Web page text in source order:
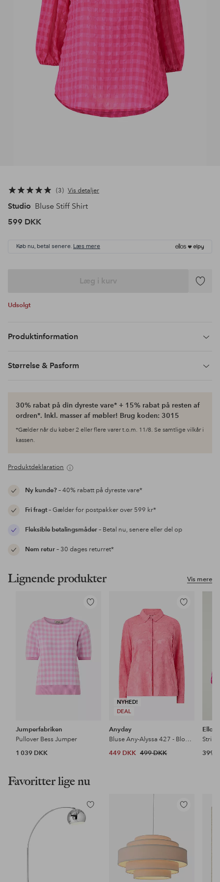
3 Vis detaljer
Studio Bluse Stiff Shirt
599 DKK
Køb nu, betal senere. Læs mere
Læg i kurv
Tilføj
Udsolgt
Produktinformation
Størrelse & Pasform
30% rabat på din dyreste vare* + 15% rabat på resten af
ordren*. Inkl. masser af møbler! Brug koden: 3015
*Gælder når du køber 2 eller flere varer t.o.m. 11/8. Se samtlige vilkår i
kassen.
Produktdeklaration
Ny kunde?– 40% rabatt på dyreste vare*
Fri fragt– Gælder for postpakker over 599 kr*
Fleksible betalingsmåder– Betal nu, senere eller del op
Nem retur– 30 dages returret*
Vis mere
Lignende produkter
Tilføj
favoritter
Jumperfabriken
Pullover Bess Jumper
1 039 DKK
NYHED!
DEAL
Tilføj
favoritter
Anyday
Bluse Any-Alyssa 427 - Blouse
449 DKK 499 DKK
Ellos
399
Favoritter lige nu
Tilføj
til
Tilføj